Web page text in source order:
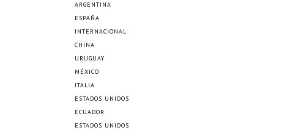
ARGENTINA
ESPAÑA
INTERNACIONAL
CHINA
URUGUAY
MÉXICO
ITALIA
ESTADOS UNIDOS
ECUADOR
ESTADOS UNIDOS